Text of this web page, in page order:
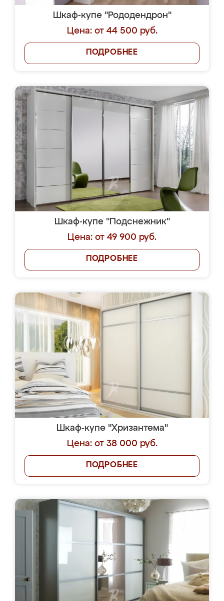
Шкаф-купе "Рододендрон"
Цена: от 44 500 руб.
ПОДРОБНЕЕ
Шкаф-купе "Подснежник"
Цена: от 49 900 руб.
ПОДРОБНЕЕ
Шкаф-купе "Хризантема"
Цена: от 38 000 руб.
ПОДРОБНЕЕ